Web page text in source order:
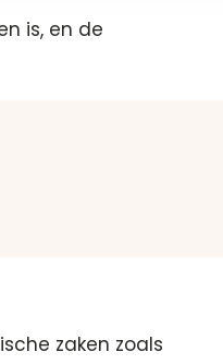
is, en de
zaken zoals